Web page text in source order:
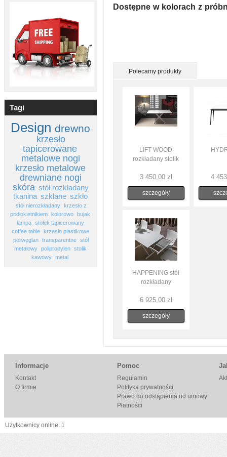
Tagi
Design drewno
krzesło
tapicerowane
metalowe nogi
krzesło metalowe
drewniane nogi
skóra stół rozkładany
tkanina szklane szkło
stół nierozkładany krzesło z
podłokietnikiem kolorowo bujak
lampa
stołek tapicerowany
coffee table
krzesło plastikowe
poliwęglan
transparentne
stół
metalowy
polipropylen
stolik
kawowy
metal
Dostępne w kolorach z
Polecamy produkty
LIFT WOOD
rozkładany stolik
3 450,00 zł
szczegóły
4
HAPPENING stół
rozkładany
6 925,00 zł
szczegóły
Informacje
Kontakt
O firmie
Pomoc
Regulamin
Polityka prywatności
Prawo do odstąpienia od umowy
Płatności
Użytkownicy online: 1